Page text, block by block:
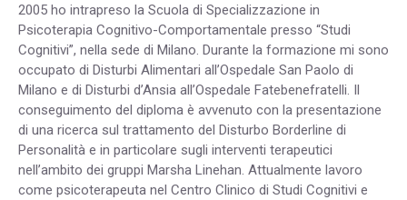
2005 ho intrapreso la Scuola di Specializzazione in
Psicoterapia Cognitivo-Comportamentale presso “Studi
Cognitivi”, nella sede di Milano. Durante la formazione mi sono
occupato di Disturbi Alimentari all’Ospedale San Paolo di
Milano e di Disturbi d’Ansia all’Ospedale Fatebenefratelli. Il
conseguimento del diploma è avvenuto con la presentazione
di una ricerca sul trattamento del Disturbo Borderline di
Personalità e in particolare sugli interventi terapeutici
nell’ambito dei gruppi Marsha Linehan. Attualmente lavoro
come psicoterapeuta nel Centro Clinico di Studi Cognitivi e